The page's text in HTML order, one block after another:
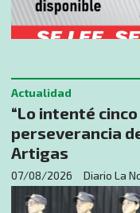
“Lo intenté
perseverancia
Artigas
Diario La
Actualidad
07/08/2026